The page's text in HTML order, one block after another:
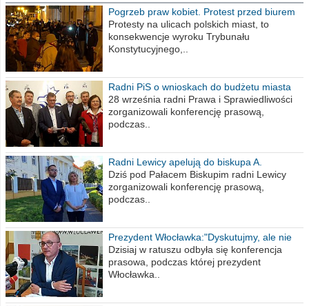
Pogrzeb praw kobiet. Protest przed biurem
poselskim PiS
Protesty na ulicach polskich miast, to
konsekwencje wyroku Trybunału
Konstytucyjnego,..
Radni PiS o wnioskach do budżetu miasta
na 2021 rok
28 września radni Prawa i Sprawiedliwości
zorganizowali konferencję prasową,
podczas..
Radni Lewicy apelują do biskupa A.
Wiesława Meringa
Dziś pod Pałacem Biskupim radni Lewicy
zorganizowali konferencję prasową,
podczas..
Prezydent Włocławka:"Dyskutujmy, ale nie
obrażajmy się”
Dzisiaj w ratuszu odbyła się konferencja
prasowa, podczas której prezydent
Włocławka..